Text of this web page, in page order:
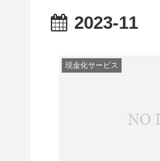
2023-11
現金化サービス